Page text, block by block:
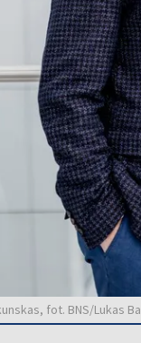
fot. BNS/Lukas